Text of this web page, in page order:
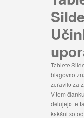
Tablete
blagovno
zdravilo za
V tem
delujejo te
kakšni so